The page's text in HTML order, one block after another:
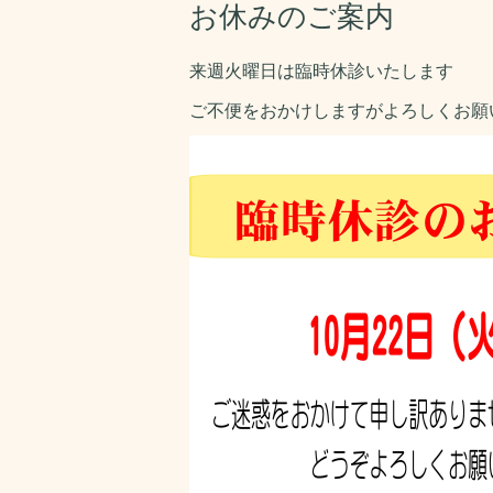
お休みのご案内
来週火曜日は臨時休診いたします
ご不便をおかけしますがよろしくお